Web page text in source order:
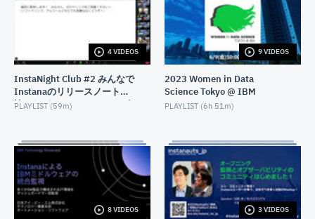
IBM Database Dojo ~無償のDb2 on CloudをJupyter
Notebookから使ってみよう~
JUNE 14, 2022
Db2サポートが語る！Db2の好きなとこ＆開発の裏側
教えます
APRIL 28, 2022
4 VIDEOS
InstaNight Club #2 みんなで
Instanaのリリースノートを
読みながらワイワイ - 2023年
PLAYLIST (59m)
9 VIDEOS
2023 Women in Data
Science Tokyo @ IBM
PLAYLIST (6h 51m)
8 VIDEOS 3 VIDEOS